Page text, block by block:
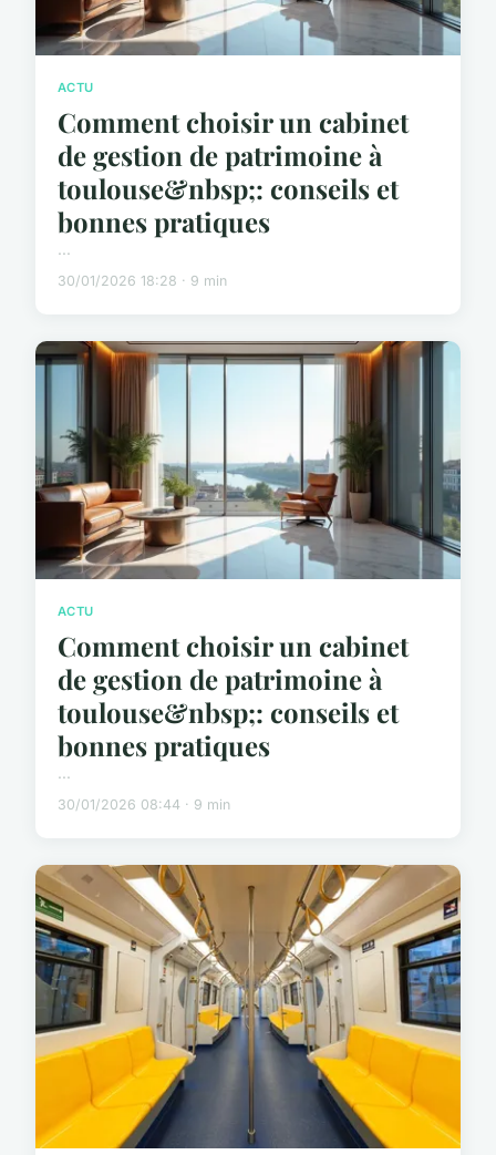
ACTU
Comment choisir un cabinet
de gestion de patrimoine à
toulouse&nbsp;: conseils et
bonnes pratiques
...
30/01/2026 18:28 · 9 min
ACTU
Comment choisir un cabinet
de gestion de patrimoine à
toulouse&nbsp;: conseils et
bonnes pratiques
...
30/01/2026 08:44 · 9 min